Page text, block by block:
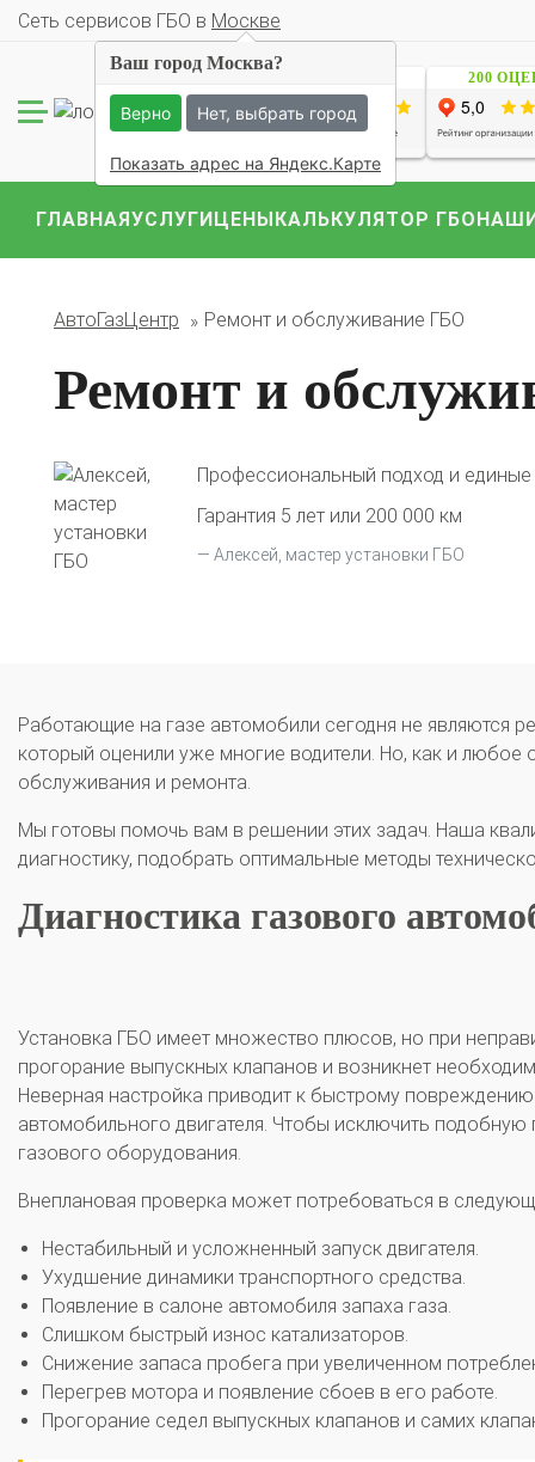
Cеть сервисов ГБО в Москве
Mercedes
200
ГЛАВНАЯУСЛУГИЦЕНЫКАЛЬКУЛЯТОР ГБО
АвтоГазЦентр Ремонт и обслуживание ГБО
Ремонт и
Профессиональный подход и единые
Гарантия 5 лет или 200 000 км
Алексей, мастер установки ГБО
Работающие на газе автомобили сегодня не являются
который оценили уже многие водители. Но, как и любое
обслуживания и ремонта.
Мы готовы помочь вам в решении этих задач. Наша
диагностику, подобрать оптимальные методы
Диагностика газового
Установка ГБО имеет множество плюсов, но при
прогорание выпускных клапанов и возникнет
Неверная настройка приводит к быстрому
автомобильного двигателя. Чтобы исключить
газового оборудования.
Внеплановая проверка может потребоваться в
Нестабильный и усложненный запуск двигателя.
Ухудшение динамики транспортного средства.
Появление в салоне автомобиля запаха газа.
Слишком быстрый износ катализаторов.
Снижение запаса пробега при увеличенном
Перегрев мотора и появление сбоев в его работе.
Прогорание седел выпускных клапанов и самих
Ваш город Москва?
Верно Нет, выбрать город
Показать адрес на Яндекс.Карте